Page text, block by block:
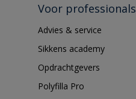
Voor professionals
Advies & service
Sikkens academy
Opdrachtgevers
Polyfilla Pro